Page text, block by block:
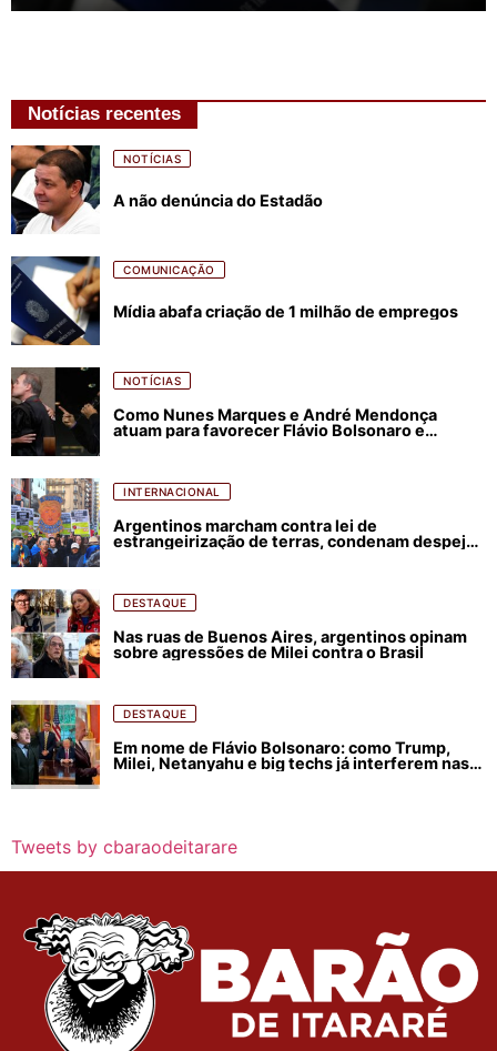
Notícias recentes
NOTÍCIAS
A não denúncia do Estadão
COMUNICAÇÃO
Mídia abafa criação de 1 milhão de empregos
NOTÍCIAS
Como Nunes Marques e André Mendonça
atuam para favorecer Flávio Bolsonaro e
INTERNACIONAL
Argentinos marcham contra lei de
estrangeirização de terras, condenam despejos
DESTAQUE
Nas ruas de Buenos Aires, argentinos opinam
sobre agressões de Milei contra o Brasil
DESTAQUE
Em nome de Flávio Bolsonaro: como Trump,
Milei, Netanyahu e big techs já interferem nas
Tweets by cbaraodeitarare